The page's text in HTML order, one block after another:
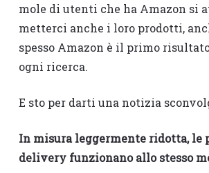
mole di utenti che ha Amazon si
metterci anche i loro prodotti,
spesso Amazon è il primo
ogni ricerca.
E sto per darti una notizia
In misura leggermente ridotta, le
delivery funzionano allo stesso